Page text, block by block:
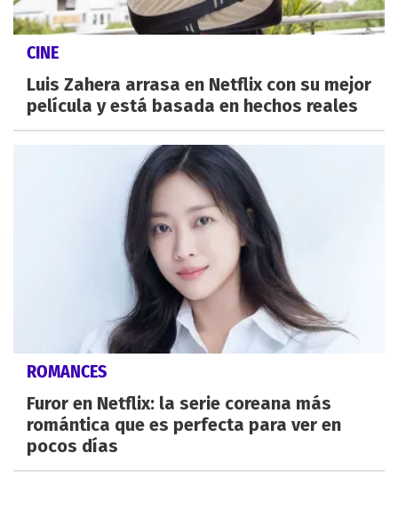
CINE
Luis Zahera arrasa en Netflix con su mejor
película y está basada en hechos reales
ROMANCES
Furor en Netflix: la serie coreana más
romántica que es perfecta para ver en
pocos días